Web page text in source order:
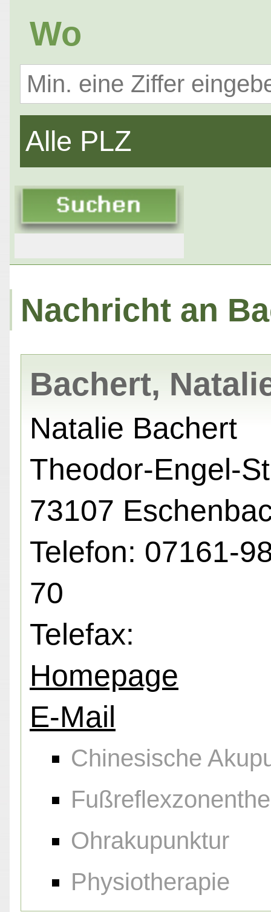
Wo
Alle PLZ
Nachricht an
Bachert,
Natalie Bachert
Theodor-Engel-
73107
Telefon: 07161-
70
Telefax:
Homepage
E-Mail
Chinesische
Ohrakupunktur
Physiotherapie